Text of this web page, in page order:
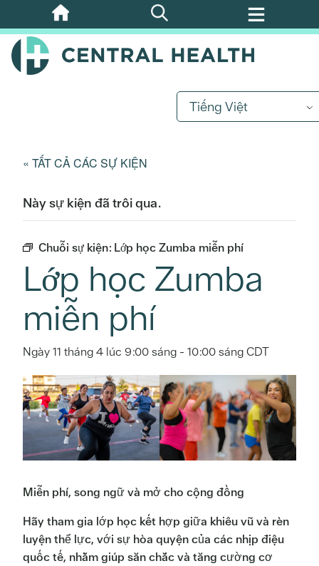
Bỏ
qua
nội
Tiếng Việt
« TẤT CẢ CÁC SỰ KIỆN
Này sự kiện đã trôi qua.
Chuỗi sự kiện: Lớp học Zumba miễn phí
Lớp học Zumba
miễn phí
Ngày 11 tháng 4 lúc 9:00 sáng - 10:00 sángCDT
Miễn phí, song ngữ và mở cho cộng đồng
Hãy tham gia lớp học kết hợp giữa khiêu vũ và rèn
luyện thể lực, với sự hòa quyện của các nhịp điệu
quốc tế, nhằm giúp săn chắc và tăng cường cơ